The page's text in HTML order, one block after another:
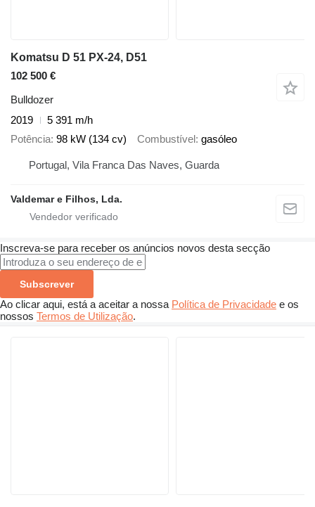
Komatsu D 51 PX-24, D51
102 500 €
Bulldozer
2019
5 391 m/h
Potência 98 kW (134 cv) Combustível gasóleo
Portugal, Vila Franca Das Naves, Guarda
Valdemar e Filhos, Lda.
Inscreva-se para receber os anúncios novos desta secção
Subscrever
Ao clicar aqui, está a aceitar a nossa Política de Privacidade e os
nossos Termos de Utilização.